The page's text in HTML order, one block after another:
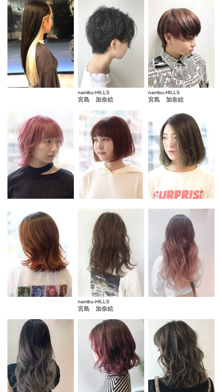
nambu-HILLS
宮島 加奈絵
nambu-HILLS
宮島 加奈絵
nambu-HILLS
宮島 加奈絵